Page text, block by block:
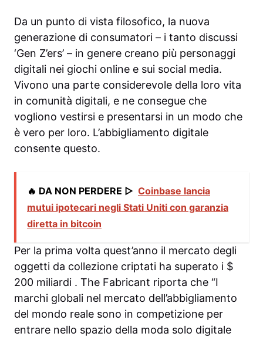
Da un punto di vista filosofico, la nuova
generazione di consumatori – i tanto discussi
‘Gen Z’ers’ – in genere creano più personaggi
digitali nei giochi online e sui social media.
Vivono una parte considerevole della loro vita
in comunità digitali, e ne consegue che
vogliono vestirsi e presentarsi in un modo che
è vero per loro. L’abbigliamento digitale
consente questo.
🔥 DA NON PERDERE ▷ Coinbase lancia
mutui ipotecari negli Stati Uniti con garanzia
diretta in bitcoin
Per la prima volta quest’anno il mercato degli
oggetti da collezione criptati ha superato i $
200 miliardi . The Fabricant riporta che “I
marchi globali nel mercato dell’abbigliamento
del mondo reale sono in competizione per
entrare nello spazio della moda solo digitale